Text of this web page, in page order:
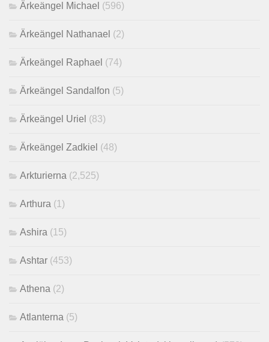
Ärkeängel Michael (596)
Ärkeängel Nathanael (2)
Ärkeängel Raphael (74)
Ärkeängel Sandalfon (5)
Ärkeängel Uriel (83)
Ärkeängel Zadkiel (48)
Arkturierna (2,525)
Arthura (1)
Ashira (15)
Ashtar (453)
Athena (2)
Atlanterna (5)